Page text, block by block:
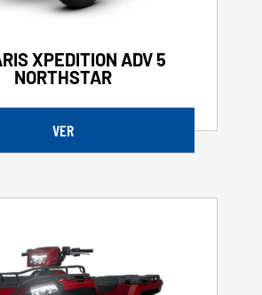
XPEDITION ADV 5
NORTHSTAR
VER